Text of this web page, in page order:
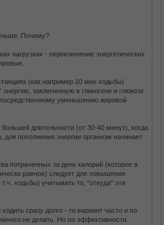
Почему?
нагрузках - переключение энергетических
(как например 10 мин ходьбы)
заключенную в гликогене и глюкозе
уменьшению жировой
длительности (от 30-40 минут), когда
для пополнения энергии организм начинает
потраченных за день калорий (которое в
равное) следует для повышения
ходьбы) учитывать то, "откуда" эти
сразу долго - то вариант часто и по
не делать. Но по эффективности